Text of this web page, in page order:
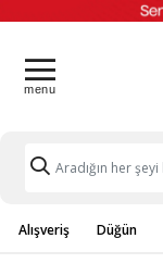
Alışveriş Düğün